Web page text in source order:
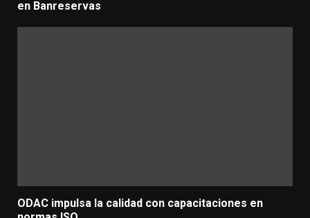
en Banreservas
ODAC impulsa la calidad con capacitaciones en